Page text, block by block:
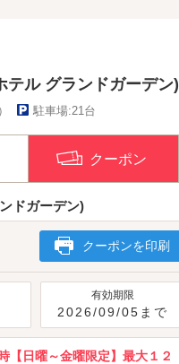
ル グランドガーデン)
駐車場:21台
クーポン
ドガーデン)
クーポンを印刷
有効期限
2026/09/05まで
【日曜～金曜限定】最大１２